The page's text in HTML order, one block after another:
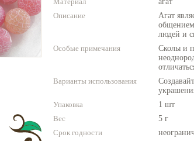
Описание
Агат
людей и
Особые примечания
Сколы и
Варианты использования
Упаковка
1 шт
Вес
5 г
Срок годности